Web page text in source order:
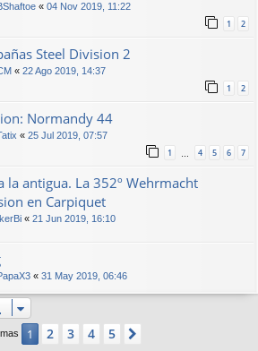
« 04 Nov 2019, 11:22
1 2
Steel Division 2
« 22 Ago 2019, 14:37
1 2
Normandy 44
« 25 Jul 2019, 07:57
1 … 4 5 6 7
la antigua. La 352º Wehrmacht
en Carpiquet
IkerBi « 21 Jun 2019, 16:10
« 31 May 2019, 06:46
1 2 3 4 5